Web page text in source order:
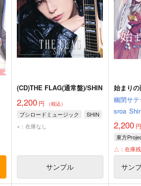
(CD)THE FLAG(通常盤)/SHIN
2,200円 （税込）
ブシロードミュージック
SHIN
×：在庫なし
サンプル
始まりの
幽閉サテ
sroa
2,200円
東方
△：在庫
サン